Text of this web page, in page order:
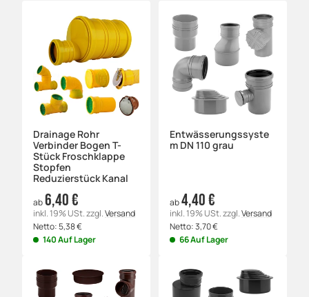
Drainage Rohr
Verbinder Bogen T-
Stück Froschklappe
Stopfen
Reduzierstück Kanal
ab6,40 €
inkl. 19% USt.zzgl.Versand
Netto:5,38€
140 Auf Lager
Entwässerungssyste
m DN 110 grau
ab4,40 €
inkl. 19% USt.zzgl.Versand
Netto:3,70€
66 Auf Lager